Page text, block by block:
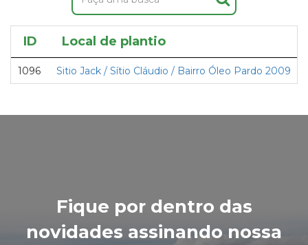
ID Local de plantio
1096 Sitio Jack / Sítio Cláudio / Bairro Óleo Pardo 2009
Fique por dentro das
novidades assinando nossa